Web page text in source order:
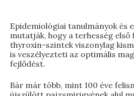
Epidemiológiai tanulmányok és
mutatják, hogy a terhesség első
thyroxin-szintek viszonylag
is veszélyezteti az optimális
fejlődést.
Bár már több, mint 100 éve